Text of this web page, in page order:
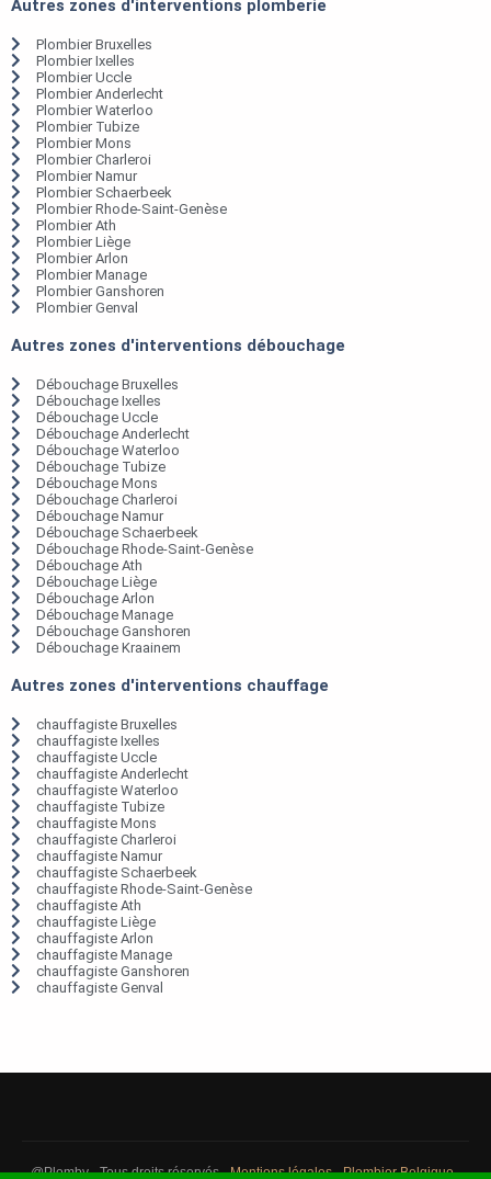
Autres zones d'interventions plomberie
Plombier Bruxelles
Plombier Ixelles
Plombier Uccle
Plombier Anderlecht
Plombier Waterloo
Plombier Tubize
Plombier Mons
Plombier Charleroi
Plombier Namur
Plombier Schaerbeek
Plombier Rhode-Saint-Genèse
Plombier Ath
Plombier Liège
Plombier Arlon
Plombier Manage
Plombier Ganshoren
Plombier Genval
Autres zones d'interventions débouchage
Débouchage Bruxelles
Débouchage Ixelles
Débouchage Uccle
Débouchage Anderlecht
Débouchage Waterloo
Débouchage Tubize
Débouchage Mons
Débouchage Charleroi
Débouchage Namur
Débouchage Schaerbeek
Débouchage Rhode-Saint-Genèse
Débouchage Ath
Débouchage Liège
Débouchage Arlon
Débouchage Manage
Débouchage Ganshoren
Débouchage Kraainem
Autres zones d'interventions chauffage
chauffagiste Bruxelles
chauffagiste Ixelles
chauffagiste Uccle
chauffagiste Anderlecht
chauffagiste Waterloo
chauffagiste Tubize
chauffagiste Mons
chauffagiste Charleroi
chauffagiste Namur
chauffagiste Schaerbeek
chauffagiste Rhode-Saint-Genèse
chauffagiste Ath
chauffagiste Liège
chauffagiste Arlon
chauffagiste Manage
chauffagiste Ganshoren
chauffagiste Genval
@Plomby - Tous droits réservés -Mentions légales-Plombier Belgique-